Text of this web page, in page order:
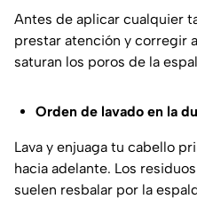
Antes de aplicar cualquier
prestar atención y corregir
saturan los poros de la
Orden de lavado en la
Lava y enjuaga tu cabello
hacia adelante. Los
suelen resbalar por la